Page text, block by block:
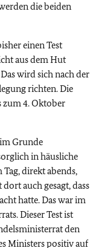
die beiden
einen Test
aus dem Hut
wird sich nach der
richten. Die
zum 4. Oktober
Grunde
in häusliche
direkt abends,
auch gesagt, dass
hatte. Das war im
Dieser Test ist
den
Ministers positiv auf